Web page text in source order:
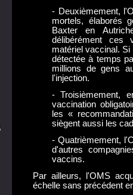
- Deuxièmement,
mortels, élaborés
Baxter en
délibérément ces
matériel vaccinal.
détectée à temps
millions de gens
l'injection.
- Troisièmement,
vaccination
les «
siègent aussi les
- Quatrièmement,
d'autres
vaccins.
Par ailleurs, l'OMS
échelle sans précédent